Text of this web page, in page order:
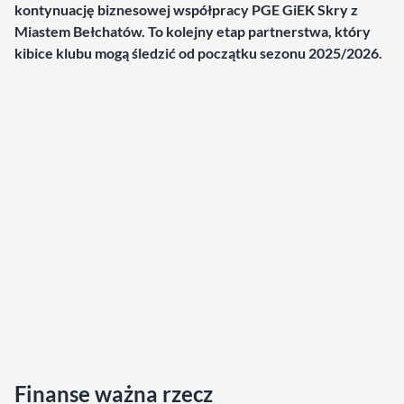
kontynuację biznesowej współpracy PGE GiEK Skry z
Miastem Bełchatów. To kolejny etap partnerstwa, który
kibice klubu mogą śledzić od początku sezonu 2025/2026.
Finanse ważna rzecz